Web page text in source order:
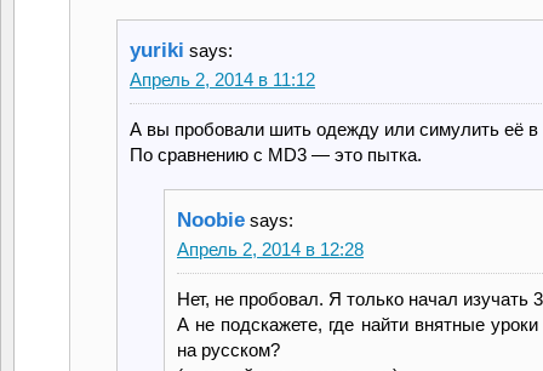
yuriki says:
Апрель 2, 2014 в 11:12
А вы пробовали шить одежду или симулить её в
По сравнению с MD3 — это пытка.
Noobie says:
Апрель 2, 2014 в 12:28
Нет, не пробовал. Я только начал изучать
А не подскажете, где найти внятные
на русском?